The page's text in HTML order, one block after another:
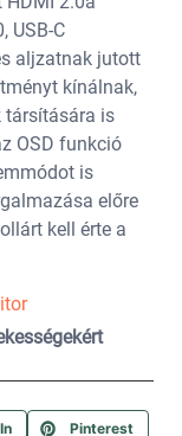
USB-C
aljzatnak jutott
kínálnak,
társítására is
OSD funkció
is
előre
kell érte a
Pinterest